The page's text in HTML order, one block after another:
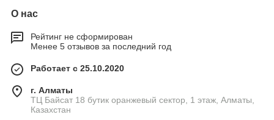
О нас
Рейтинг не сформирован
Менее 5 отзывов за последний год
Работает с 25.10.2020
г. Алматы
ТЦ Байсат 18 бутик оранжевый сектор, 1 этаж, Алматы,
Казахстан